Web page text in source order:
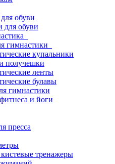
обуви
для обуви
гимнастики
купальники
получешки
ленты
булавы
гимнастики
и йоги
пресса
тренажеры